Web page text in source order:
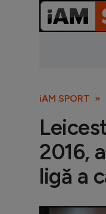
iAM SPORT
2016,
ligă a